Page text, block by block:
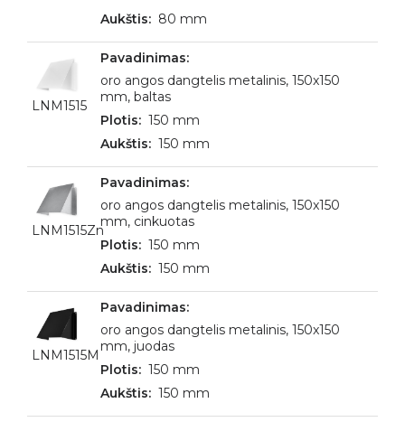
80 mm
LNM1515
oro angos dangtelis metalinis, 150x150
mm, baltas
150 mm
150 mm
LNM1515Zn
oro angos dangtelis metalinis, 150x150
mm, cinkuotas
150 mm
150 mm
LNM1515M
oro angos dangtelis metalinis, 150x150
mm, juodas
150 mm
150 mm